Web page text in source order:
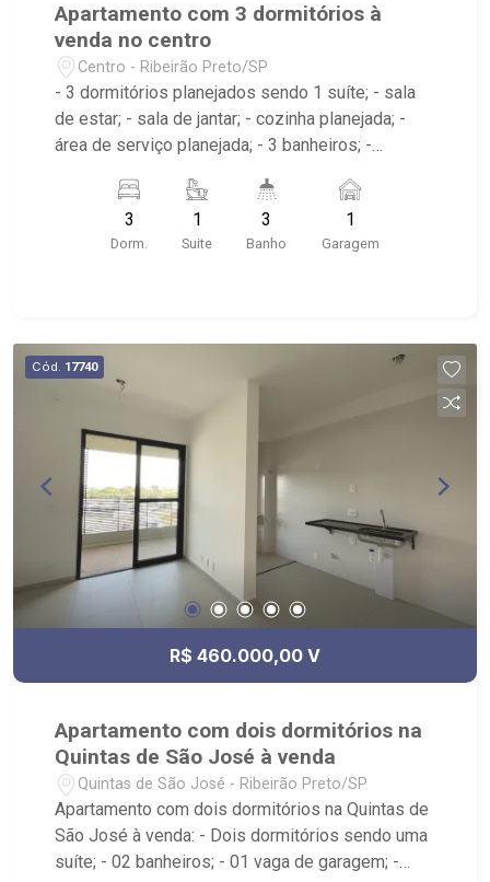
Apartamento com 3 dormitórios à
venda no centro
Centro - Ribeirão Preto/SP
- 3 dormitórios planejados sendo 1 suíte; - sala
de estar; - sala de jantar; - cozinha planejada; -
área de serviço planejada; - 3 banheiros; -
Toca Papelaria
3
Dorm.
1
Suite
3
Banho
1
Garagem
Cód. 17740
R$ 460.000,00 V
Apartamento com dois dormitórios na
Quintas de São José à venda
Quintas de São José - Ribeirão Preto/SP
Apartamento com dois dormitórios na Quintas de
São José à venda: - Dois dormitórios sendo uma
suíte; - 02 banheiros; - 01 vaga de garagem; -